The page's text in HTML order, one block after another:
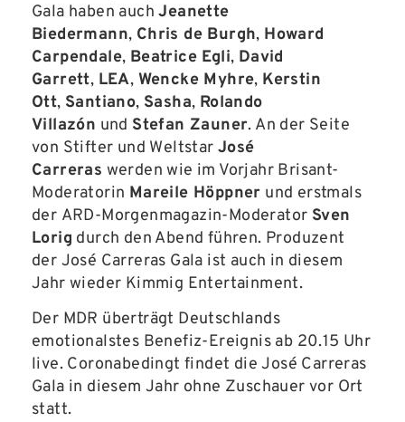
Gala haben auchJeanette
Biedermann, Chris de Burgh, Howard
Carpendale, Beatrice Egli, David
Garrett, LEA, Wencke Myhre, Kerstin
Ott, Santiano, Sasha, Rolando
Villazón und Stefan Zauner. An der Seite
von Stifter und Weltstar José
Carreras werden wie im Vorjahr Brisant-
Moderatorin Mareile Höppner und erstmals
der ARD-Morgenmagazin-Moderator Sven
Lorig durch den Abend führen. Produzent
der José Carreras Gala ist auch in diesem
Jahr wieder Kimmig Entertainment.
Der MDR überträgt Deutschlands
emotionalstes Benefiz-Ereignis ab 20.15 Uhr
live. Coronabedingt findet die José Carreras
Gala in diesem Jahr ohne Zuschauer vor Ort
statt.